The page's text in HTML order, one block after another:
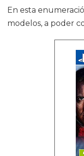
En esta
modelos, a poder